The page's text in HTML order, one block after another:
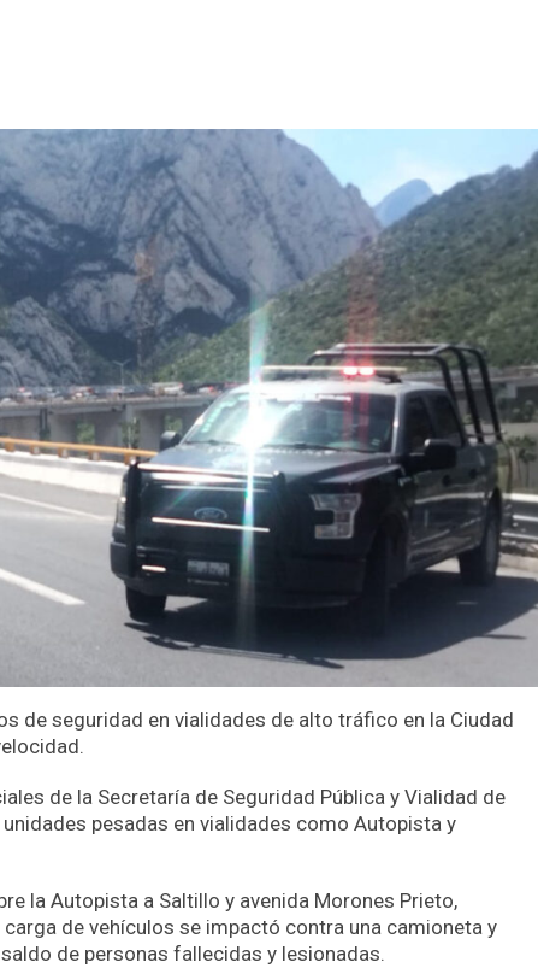
de seguridad en vialidades de alto tráfico en la Ciudad
de la Secretaría de Seguridad Pública y Vialidad de
pesadas en vialidades como Autopista y
la Autopista a Saltillo y avenida Morones Prieto,
de vehículos se impactó contra una camioneta y
de personas fallecidas y lesionadas.